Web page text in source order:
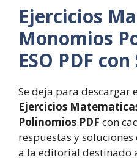
Ejercicios
Monomios
ESO PDF
Se deja para descargar
Ejercicios
Polinomios PDF con
respuestas y
a la editorial destinado